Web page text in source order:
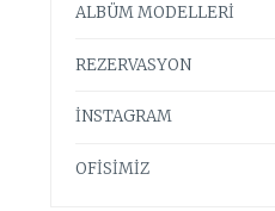
ALBÜM MODELLERİ
REZERVASYON
İNSTAGRAM
OFİSİMİZ